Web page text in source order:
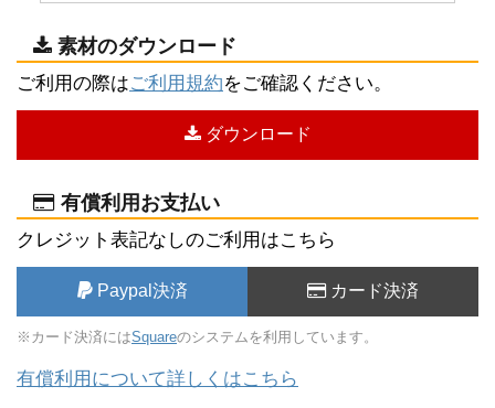
素材のダウンロード
ご利用の際はご利用規約をご確認ください。
ダウンロード
有償利用お支払い
クレジット表記なしのご利用はこちら
Paypal決済 カード決済
※カード決済にはSquareのシステムを利用しています。
有償利用について詳しくはこちら